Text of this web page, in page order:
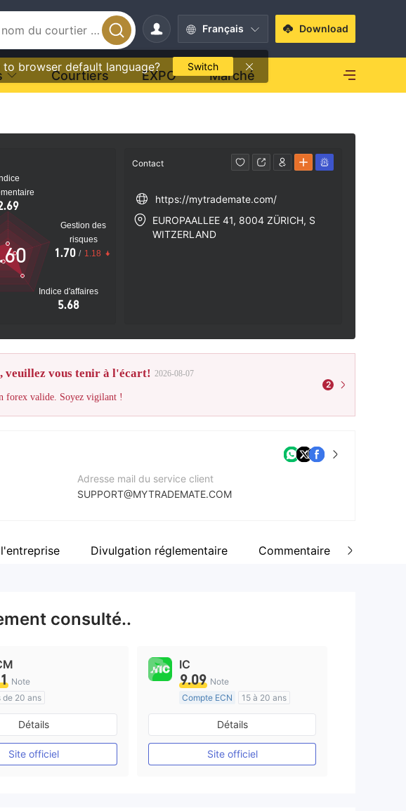
Français
to browser default language? Switch
Download
Courtiers EXPO Marché
Indice d'affaires
5.68
Gestion des
risques
1.70 / 1.18
Contact
https://mytrademate.com/
EUROPAALLEE 41, 8004 ZÜRICH, S
WITZERLAND
vous tenir à l'écart! 2026-08-07
forex valide. Soyez vigilant !
2
Adresse mail du service client
SUPPORT@MYTRADEMATE.COM
Adresse de l'entreprise
Divulgation réglementaire Commentaire
consulté..
Note
de 20 ans
de Australie
Making (MM)
principale MT4
Détails
Site officiel
IC
9.09 Note
Compte ECN
15 à 20 ans
Réglementation de Australie
Market Making (MM)
Etiquette principale MT4
Détails
Site officiel